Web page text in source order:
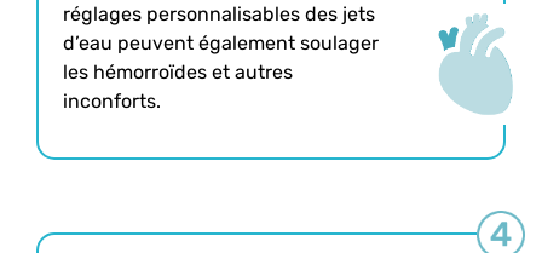
réglages personnalisables des jets
d’eau peuvent également soulager
les hémorroïdes et autres
inconforts.